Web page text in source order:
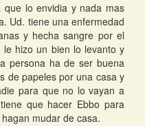
que lo envidia y nada mas
Ud. tiene una enfermedad
y hecha sangre por el
hizo un bien lo levanto y
persona ha de ser buena
de papeles por una casa y
para que no lo vayan a
que hacer Ebbo para
mudar de casa.